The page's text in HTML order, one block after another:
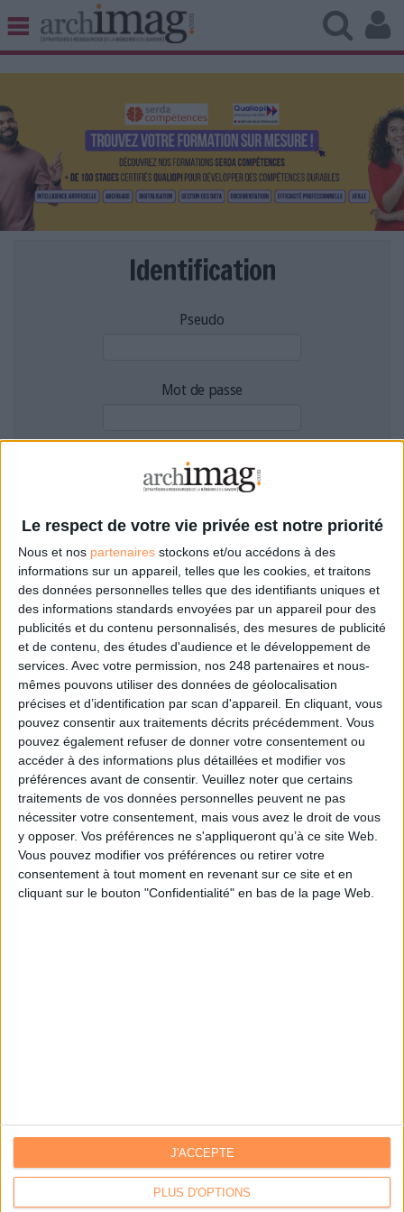
Le respect de votre vie privée est notre priorité
Nous et nos partenaires stockons et/ou accédons à des
informations sur un appareil, telles que les cookies, et traitons
des données personnelles telles que des identifiants uniques et
des informations standards envoyées par un appareil pour des
publicités et du contenu personnalisés, des mesures de publicité
et de contenu, des études d'audience et le développement de
services. Avec votre permission, nos 248 partenaires et nous-
mêmes pouvons utiliser des données de géolocalisation
précises et d’identification par scan d'appareil. En cliquant, vous
pouvez consentir aux traitements décrits précédemment. Vous
pouvez également refuser de donner votre consentement ou
accéder à des informations plus détaillées et modifier vos
préférences avant de consentir. Veuillez noter que certains
traitements de vos données personnelles peuvent ne pas
nécessiter votre consentement, mais vous avez le droit de vous
y opposer. Vos préférences ne s'appliqueront qu’à ce site Web.
Vous pouvez modifier vos préférences ou retirer votre
consentement à tout moment en revenant sur ce site et en
cliquant sur le bouton "Confidentialité" en bas de la page Web.
PLUS D'OPTIONS
J'ACCEPTE
BIBLIOTHÈQUE ÉDITION
UNIVERS DATA
TRAVAIL COLLABORATIF
VIE NUMÉRIQUE
NUMÉRIQUE RESPONSABLE
LES LIVRES BLANCS
LES SUPPLÉMENTS
NOS OFFRES D'ABONNEMENTS
Identification
Pseudo
Mot de passe
Filtre anti-spam
Mot de passe oublié ?
Pas encore de compte?
Je m'inscris pour commenter les articles
ou déposer mon CV
Je m'inscris sur Archimag.com
Communiquer avec Archimag|Communiquer avec ACE